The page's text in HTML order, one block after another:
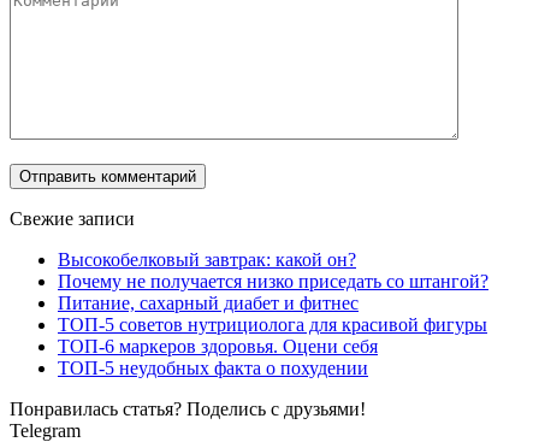
Свежие записи
Высокобелковый завтрак: какой он?
Почему не получается низко приседать со штангой?
Питание, сахарный диабет и фитнес
ТОП-5 советов нутрициолога для красивой фигуры
ТОП-6 маркеров здоровья. Оцени себя
ТОП-5 неудобных факта о похудении
Понравилась статья? Поделись с друзьями!
Telegram